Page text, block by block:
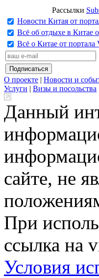
Рассылки
Новости Китая от
Всё об отдыхе в Китае
Всё о Китае от портала
О проекте | Новости и
Услуги | Визы и посольства
Данный
сайте, не
При
ссылка на
Условия